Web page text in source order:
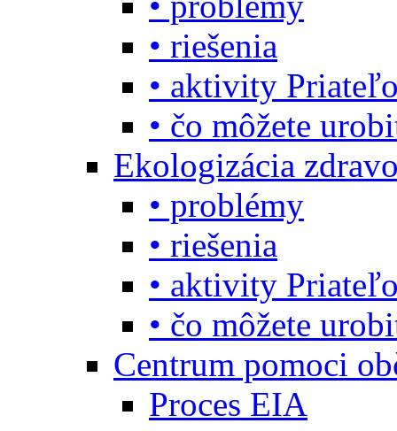
• riešenia
• aktivity
• čo môžete
Ekologizácia
• problémy
• riešenia
• aktivity
• čo môžete
Centrum pomoci
Proces EIA